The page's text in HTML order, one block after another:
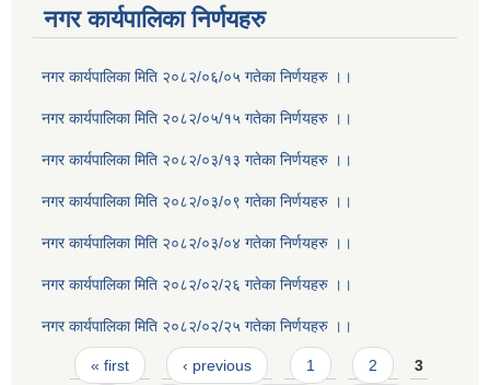
नगर कार्यपालिका निर्णयहरु
नगर कार्यपालिका मिति २०८२/०६/०५ गतेका निर्णयहरु ।।
नगर कार्यपालिका मिति २०८२/०५/१५ गतेका निर्णयहरु ।।
नगर कार्यपालिका मिति २०८२/०३/१३ गतेका निर्णयहरु ।।
नगर कार्यपालिका मिति २०८२/०३/०९ गतेका निर्णयहरु ।।
नगर कार्यपालिका मिति २०८२/०३/०४ गतेका निर्णयहरु ।।
नगर कार्यपालिका मिति २०८२/०२/२६ गतेका निर्णयहरु ।।
नगर कार्यपालिका मिति २०८२/०२/२५ गतेका निर्णयहरु ।।
Pages
« first ‹ previous 1 2 3